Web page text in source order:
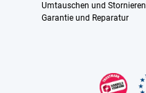
Umtauschen und Stornieren
Garantie und Reparatur